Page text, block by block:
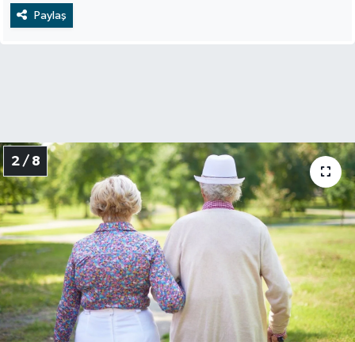
Paylaş
2 / 8